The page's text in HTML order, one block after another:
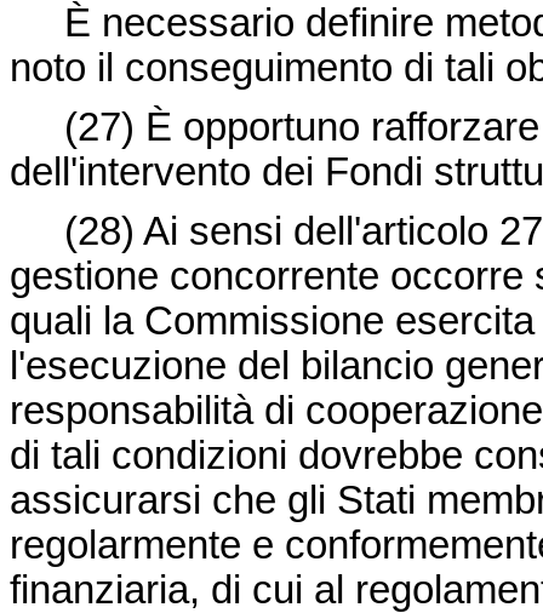
È necessario definire
noto il conseguimento di tali
(27) È opportuno
dell'intervento dei Fondi
(28) Ai sensi dell'articolo
gestione concorrente
quali la Commissione
l'esecuzione del bilancio
responsabilità di
di tali condizioni dovrebbe
assicurarsi che gli Stati
regolarmente e
finanziaria, di cui al